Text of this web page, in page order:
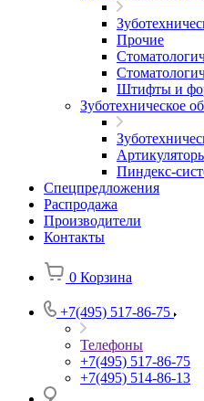
Прочие
Штифты и
Зуботехническое
Пиндекс-
Спецпредложения
Распродажа
Производители
Контакты
0 Корзина
+7(495) 517-86-75
Телефоны
+7(495) 517-86-75
+7(495) 514-86-13